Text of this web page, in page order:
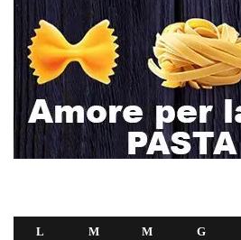
L M M G